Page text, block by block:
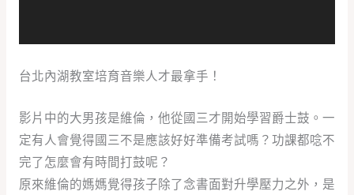
台北內湖教室培育音樂人才最拿手！
影片中的大男孩是維倫，他從國三才開始學習爵士鼓。一
定有人會覺得國三不是應該好好準備考試嗎？功課都唸不
完了怎麼會有時間打鼓呢？
原來維倫的媽媽覺得孩子除了念書面對升學壓力之外，是